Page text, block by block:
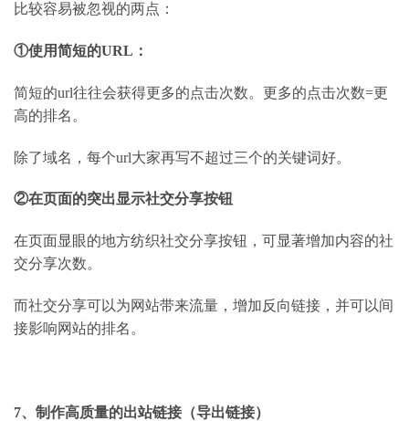
比较容易被忽视的两点：
①使用简短的URL ：
简短的url往往会获得更多的点击次数。更多的点击次数=更
高的排名。
除了域名，每个url大家再写不超过三个的关键词好。
②在页面的突出显示社交分享按钮
在页面显眼的地方纺织社交分享按钮，可显著增加内容的社
交分享次数。
而社交分享可以为网站带来流量，增加反向链接，并可以间
接影响网站的排名。
7、制作高质量的出站链接（导出链接）